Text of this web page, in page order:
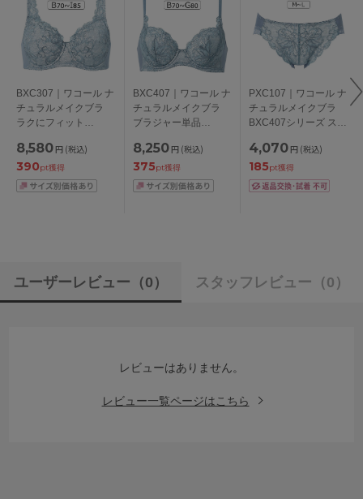
BXC307｜ワコール ナ
チュラルメイクブラ
ラクにフィット
ジャー単品 フルカッ
プ BCDEFGHIカップ
アンダー
70/75/80/85/90/95/10
8,580 円 (税込)
390pt獲得
BXC407｜ワコール ナ
チュラルメイクブラ
ブラジャー単品
ダー
65/70/75/80/85cm
8,250 円 (税込)
375pt獲得
PXC107｜ワコール ナ
チュラルメイクブラ
BXC407シリーズ スタ
きこみ丈あさめ ロー
ライズ ハイレッグシ
ョーツ M/L
4,070 円 (税込)
185pt獲得
ユーザーレビュー （0） スタッフレビュー （0）
レビューはありません。
レビュー一覧ページはこちら